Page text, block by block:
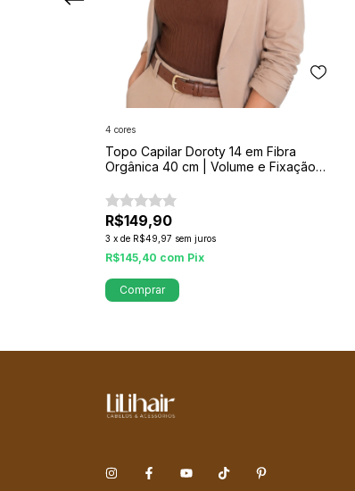
Topo Capilar Doroty 14 em Fibra
Orgânica 40 cm | Volume e Fixação
R$149,90
3 x de R$49,97 sem juros
R$145,40 com Pix
4 cores
Comprar